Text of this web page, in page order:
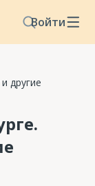
Войти
другие